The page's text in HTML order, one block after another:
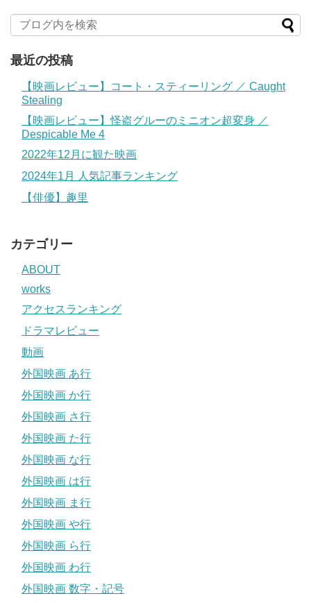
最近の投稿
【映画レビュー】コート・スティーリング ／ Caught
Stealing
【映画レビュー】怪盗グルーのミニオン超変身 ／
Despicable Me 4
2022年12月に観た映画
2024年1月 人気記事ランキング
【俳優】趣里
カテゴリー
ABOUT
works
アクセスランキング
ドラマレビュー
動画
外国映画 あ行
外国映画 か行
外国映画 さ行
外国映画 た行
外国映画 な行
外国映画 は行
外国映画 ま行
外国映画 や行
外国映画 ら行
外国映画 わ行
外国映画 数字・記号